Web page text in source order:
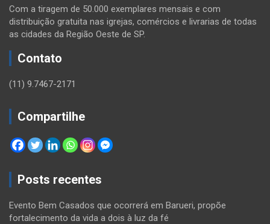
Com a tiragem de 50.000 exemplares mensais e com
distribuição gratuita nas igrejas, comércios e livrarias de todas
as cidades da Região Oeste de SP.
Contato
(11) 9.7467-2171
Compartilhe
Posts recentes
Evento Bem Casados que ocorrerá em Barueri, propõe
fortalecimento da vida a dois à luz da fé